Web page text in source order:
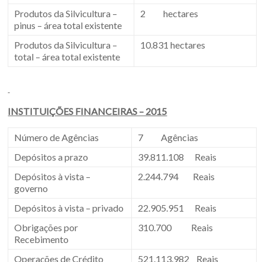
Produtos da Silvicultura –
pinus – área total existente
2 hectares
Produtos da Silvicultura –
total – área total existente
10.831 hectares
INSTITUIÇÕES FINANCEIRAS – 2015
Número de Agências
7 Agências
Depósitos a prazo
39.811.108 Reais
Depósitos à vista –
governo
2.244.794 Reais
Depósitos à vista – privado
22.905.951 Reais
Obrigações por
Recebimento
310.700 Reais
Operações de Crédito
521.113.982 Reais